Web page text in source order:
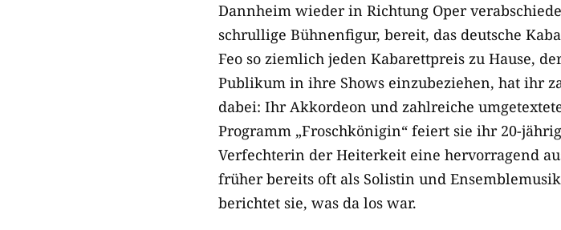
Dannheim wieder in Richtung Oper
schrullige Bühnenfigur, bereit, das deutsche
Feo so ziemlich jeden Kabarettpreis zu Hause,
Publikum in ihre Shows einzubeziehen, hat ihr
dabei: Ihr Akkordeon und zahlreiche
Programm „Froschkönigin“ feiert sie ihr 20-
Verfechterin der Heiterkeit eine hervorragend
früher bereits oft als Solistin und
berichtet sie, was da los war.